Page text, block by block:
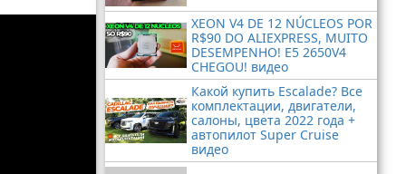
XEON V4 DE 12 NÚCLEOS POR
R$90 DO ALIEXPRESS, MUITO
DESEMPENHO! E5 2650V4
CHEGOU! видео
Какой купить Escalade? Все
комплектации, двигатели,
салоны, цвета 2022 года +
автопилот Super Cruise
видео